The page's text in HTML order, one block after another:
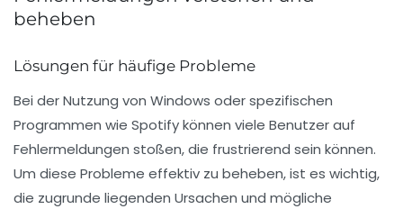
beheben
Lösungen für häufige Probleme
Bei der Nutzung von Windows oder spezifischen
Programmen wie Spotifykönnen viele Benutzer auf
Fehlermeldungen stoßen, die frustrierend sein können.
Um diese Probleme effektiv zu beheben, ist es wichtig,
die zugrunde liegenden Ursachen und mögliche